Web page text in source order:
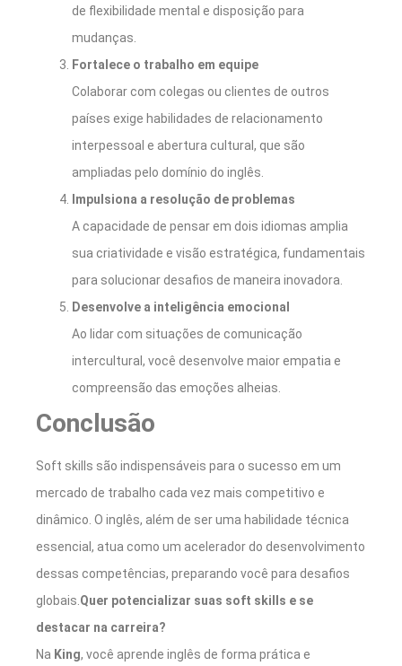
de flexibilidade mental e disposição para
mudanças.
Fortalece o trabalho em equipe
Colaborar com colegas ou clientes de outros
países exige habilidades de relacionamento
interpessoal e abertura cultural, que são
ampliadas pelo domínio do inglês.
Impulsiona a resolução de problemas
A capacidade de pensar em dois idiomas amplia
sua criatividade e visão estratégica, fundamentais
para solucionar desafios de maneira inovadora.
Desenvolve a inteligência emocional
Ao lidar com situações de comunicação
intercultural, você desenvolve maior empatia e
compreensão das emoções alheias.
Conclusão
Soft skills são indispensáveis para o sucesso em um
mercado de trabalho cada vez mais competitivo e
dinâmico. O inglês, além de ser uma habilidade técnica
essencial, atua como um acelerador do desenvolvimento
dessas competências, preparando você para desafios
globais. Quer potencializar suas soft skills e se
destacar na carreira?
Na King, você aprende inglês de forma prática e